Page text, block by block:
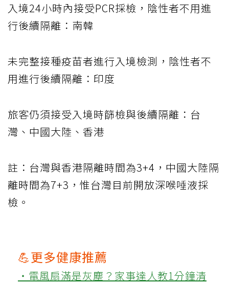
入境24小時內接受PCR採檢，陰性者不用進
行後續隔離：南韓
未完整接種疫苗者進行入境檢測，陰性者不
用進行後續隔離：印度
旅客仍須接受入境時篩檢與後續隔離：台
灣、中國大陸、香港
註：台灣與香港隔離時間為3+4，中國大陸隔
離時間為7+3，惟台灣目前開放深喉唾液採
檢。
💪更多健康推薦
‧電風扇滿是灰塵？家事達人教1分鐘清